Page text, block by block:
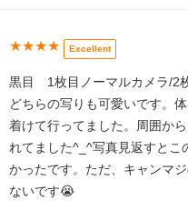
★★★★ Excellent
黒目 1枚目ノーマルカメラ/2
どちらの写りも可愛いです。
着けて行ってました。周囲か
れてました^_^写真見返すとこ
かったです。ただ、キャンマ
ないです😭